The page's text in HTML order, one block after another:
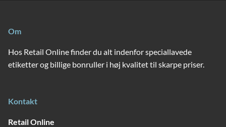
Om
Hos Retail Online finder du alt indenfor speciallavede
etiketter og billige bonruller i høj kvalitet til skarpe priser.
Kontakt
Retail Online